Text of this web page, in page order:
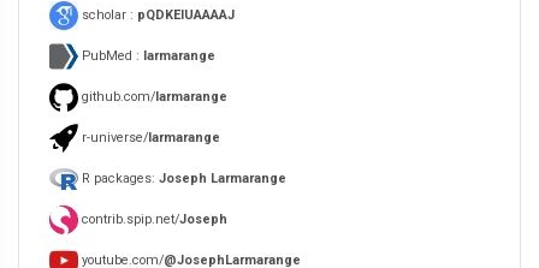
scholar : pQDKEIUAAAAJ
PubMed : larmarange
github.com/larmarange
r-universe/larmarange
R packages: Joseph Larmarange
contrib.spip.net/Joseph
youtube.com/@JosephLarmarange